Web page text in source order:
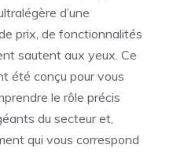
d’une
prix, de fonctionnalités
sautent aux yeux. Ce
été conçu pour vous
le rôle précis
du secteur et,
qui vous correspond